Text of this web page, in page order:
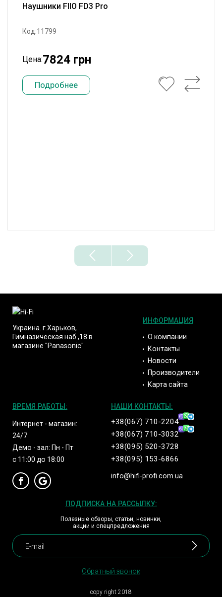
Наушники FIIO FD3 Pro
Код:11799
Цена:7824 грн
Подробнее
Украина. г.Харьков,
Гимназическая наб.,18 в
магазине "Panasonic"
ИНФОРМАЦИЯ
О компании
Контакты
Новости
Производители
Карта сайта
ВРЕМЯ РАБОТЫ:
Интернет - магазин:
24/7
Демо - зал: Пн - Пт
с 11:00 до 18:00
НАШИ КОНТАКТЫ:
+38(067) 710-2204
+38(067) 710-3032
+38(095) 520-3728
+38(095) 153-6866
info@hifi-profi.com.ua
ПОДПИСКА НА РАССЫЛКУ:
Полезные обзоры, статьи, новинки,
акции и спецпредложения
Обратный звонок
copy right 2018